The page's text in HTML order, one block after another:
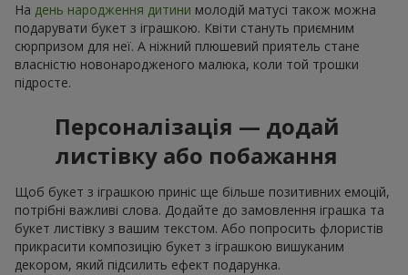
На день народження дитини молодій матусі також можна
подарувати букет з іграшкою. Квіти стануть приємним
сюрпризом для неї. А ніжний плюшевий приятель стане
власністю новонародженого малюка, коли той трошки
підросте.
Персоналізація — додай
листівку або побажання
Щоб букет з іграшкою приніс ще більше позитивних емоцій,
потрібні важливі слова. Додайте до замовлення іграшка та
букет листівку з вашим текстом. Або попросить флористів
прикрасити композицію букет з іграшкою вишуканим
декором, який підсилить ефект подарунка.